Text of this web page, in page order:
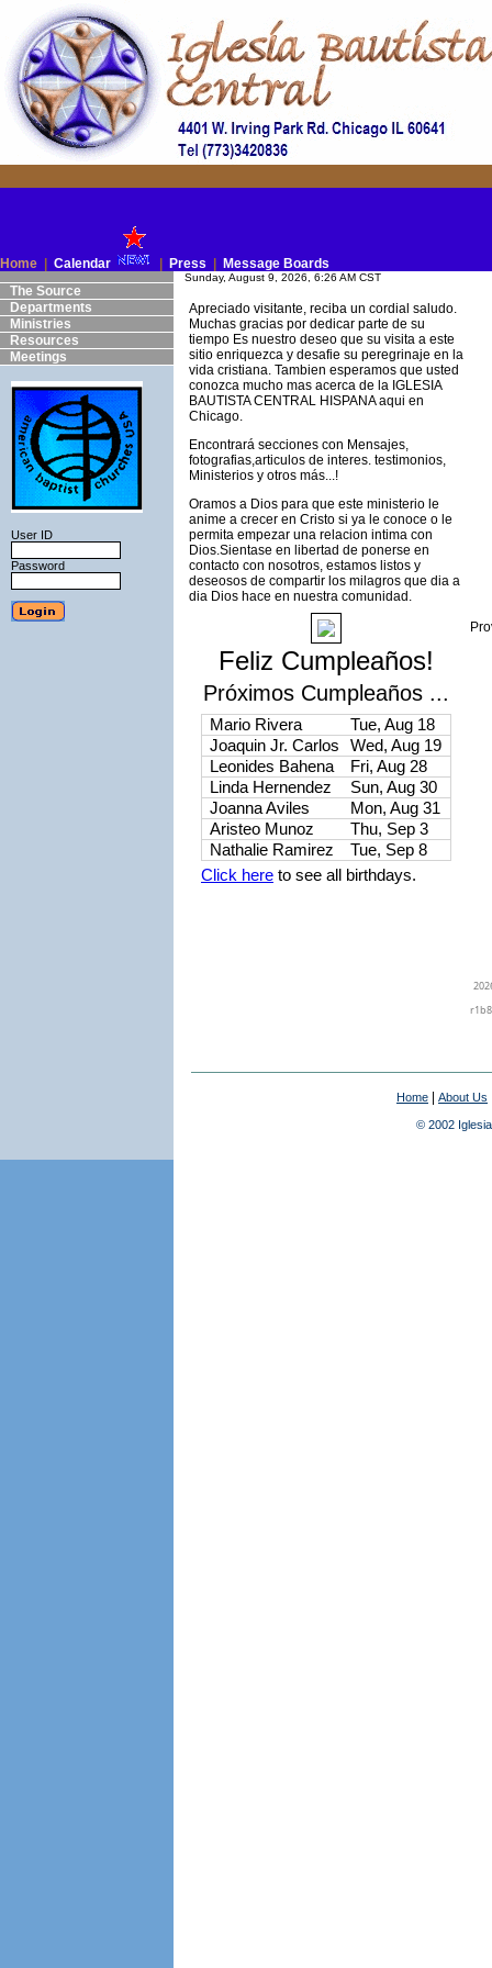
Home Calendar Press
Message Boards
The Source
Departments
Ministries
Resources
Meetings
User ID
Password
Sunday, August 9, 2026, 6:26 AM CST
Apreciado visitante, reciba un cordial saludo.
Muchas gracias por dedicar parte de su
tiempo Es nuestro deseo que su visita a este
sitio enriquezca y desafie su peregrinaje en la
vida cristiana. Tambien esperamos que usted
conozca mucho mas acerca de la IGLESIA
BAUTISTA CENTRAL HISPANA aqui en
Chicago.
Encontrará secciones con Mensajes,
fotografias,articulos de interes. testimonios,
Ministerios y otros más...!
Oramos a Dios para que este ministerio le
anime a crecer en Cristo si ya le conoce o le
permita empezar una relacion intima con
Dios.Sientase en libertad de ponerse en
contacto con nosotros, estamos listos y
deseosos de compartir los milagros que dia a
dia Dios hace en nuestra comunidad.
Home About Us
© 2002